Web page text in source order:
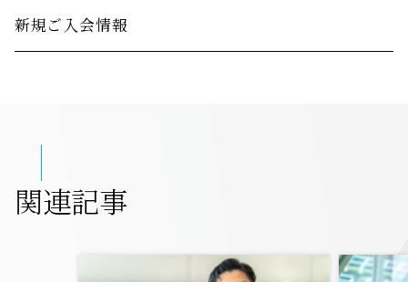
新規ご入会情報
関連記事